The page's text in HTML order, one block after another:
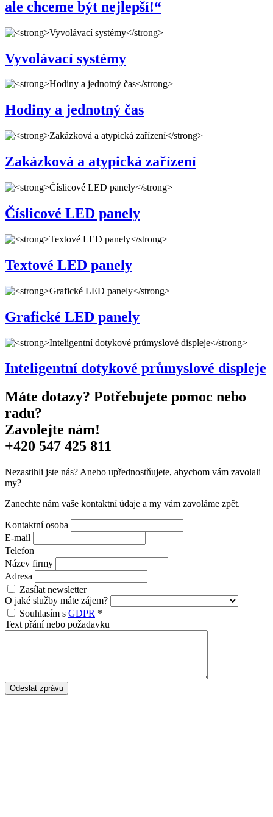
ale chceme být nejlepší!“
Vyvolávací systémy
Hodiny a jednotný čas
Zakázková a atypická zařízení
Číslicové LED panely
Textové LED panely
Grafické LED panely
Inteligentní dotykové průmyslové displeje
Máte dotazy? Potřebujete pomoc nebo
radu?
Zavolejte nám!
+420 547 425 811
Nezastihli jste nás? Anebo upřednostňujete, abychom vám zavolali
my?
Zanechte nám vaše kontaktní údaje a my vám zavoláme zpět.
Kontaktní osoba
E-mail
Telefon
Název firmy
Adresa
Zasílat newsletter
O jaké služby máte zájem?
Souhlasím s GDPR *
Text přání nebo požadavku